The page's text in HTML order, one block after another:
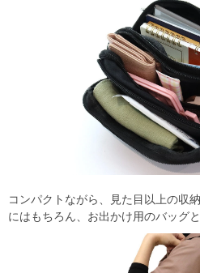
コンパクトながら、見た目以上の収
にはもちろん、お出かけ用のバッグ